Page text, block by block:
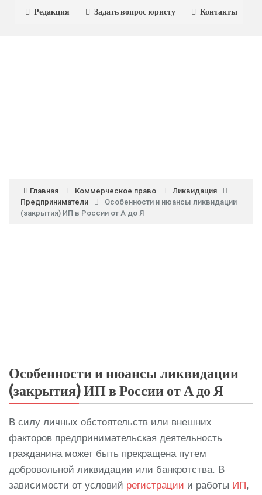
Редакция Задать вопрос юристу Контакты
Главная Коммерческое право
Ликвидация
Предприниматели
Особенности и нюансы ликвидации
(закрытия) ИП в России от А до Я
Особенности и нюансы ликвидации
(закрытия) ИП в России от А до Я
В силу личных обстоятельств или внешних
факторов предпринимательская деятельность
гражданина может быть прекращена путем
добровольной ликвидации или банкротства. В
зависимости от условий регистрации и работы ИП,